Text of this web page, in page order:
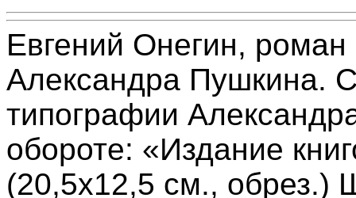
Евгений Онегин,
Александра Пушкина.
типографии
обороте: «Издание
(20,5х12,5 см., обрез.)